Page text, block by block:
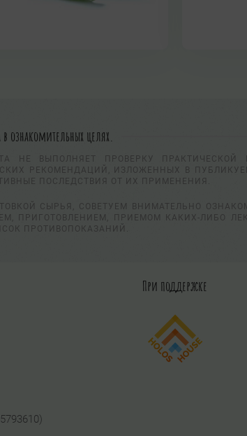
ознакомительных целях.
НЕ ВЫПОЛНЯЕТ ПРОВЕРКУ ПРАКТИЧЕСКОЙ
РЕКОМЕНДАЦИЙ, ИЗЛОЖЕННЫХ В
ПОСЛЕДСТВИЯ ОТ ИХ ПРИМЕНЕНИЯ.
СЫРЬЯ, СОВЕТУЕМ ВНИМАТЕЛЬНО
ПРИГОТОВЛЕНИЕМ, ПРИЕМОМ КАКИХ-ЛИБО
ПРОТИВОПОКАЗАНИЙ.
При поддержке